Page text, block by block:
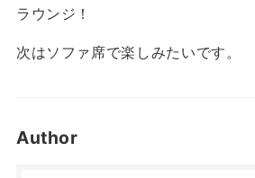
ラウンジ！
次はソファ席で楽しみたいです。
Author